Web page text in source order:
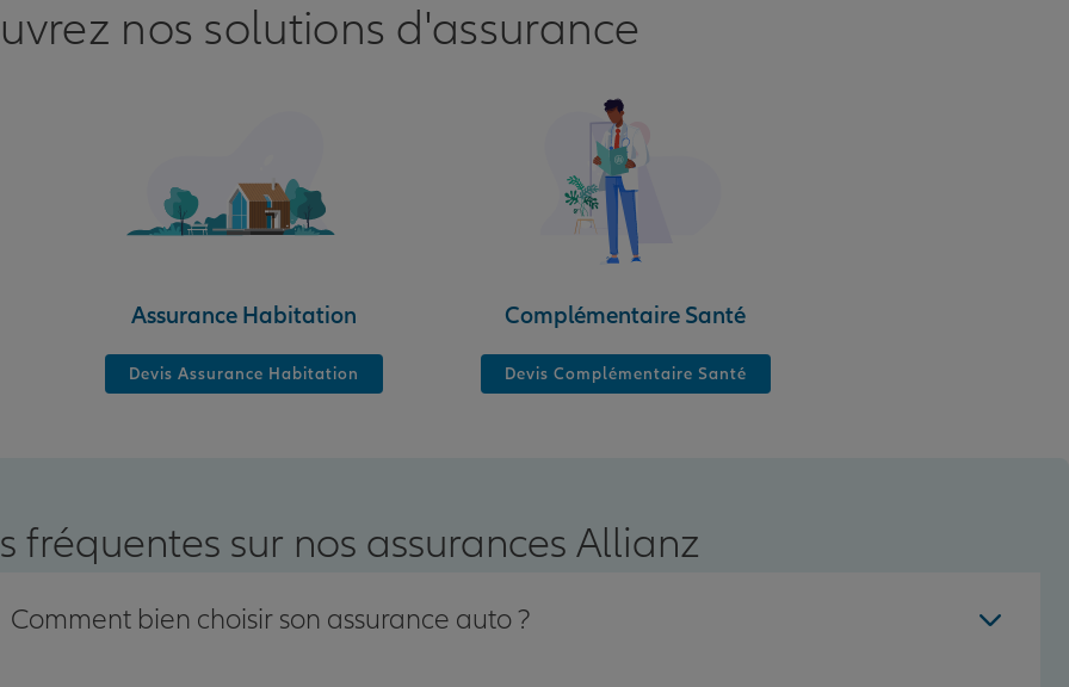
nos solutions d'assurance
Assurance Habitation
Devis Assurance Habitation
Complémentaire Santé
Devis Complémentaire Santé
fréquentes sur nos assurances Allianz
Comment bien choisir son assurance auto ?